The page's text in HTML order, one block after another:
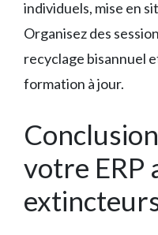
individuels, mise en
Organisez des
recyclage bisannuel
formation à jour.
votre ERP